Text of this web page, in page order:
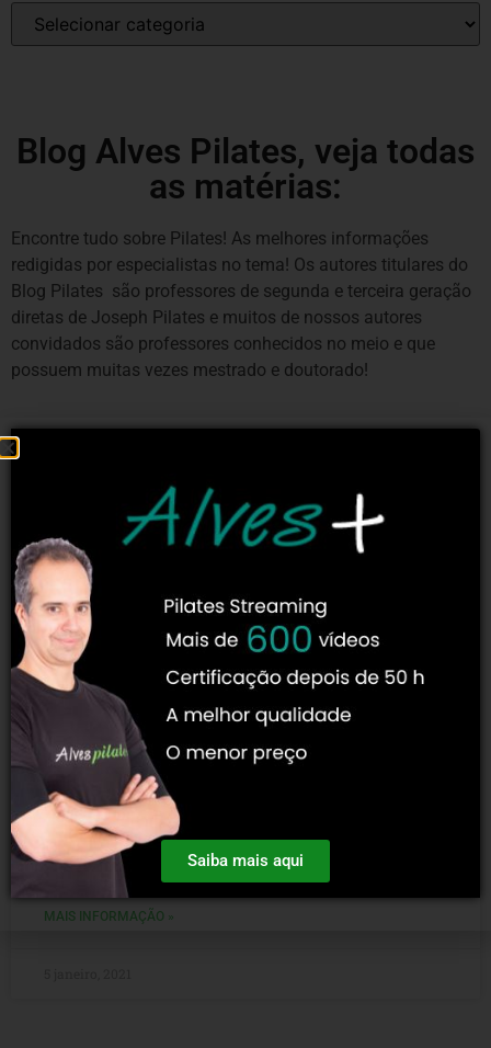
Blog Alves Pilates, veja todas
as matérias:
Encontre tudo sobre Pilates! As melhores informações
redigidas por especialistas no tema! Os autores titulares do
Blog Pilates são professores de segunda e terceira geração
diretas de Joseph Pilates e muitos de nossos autores
convidados são professores conhecidos no meio e que
possuem muitas vezes mestrado e doutorado!
Estúdio De Pilates: 8 Dicas Para Uma
Boa Gestão Desse Negócio!
A gestão de negócio é uma das partes mais importantes ao
construir em uma empresa. Isso porque ela determina se
um estabelecimento terá ou não
MAIS INFORMAÇÃO »
Saiba mais aqui